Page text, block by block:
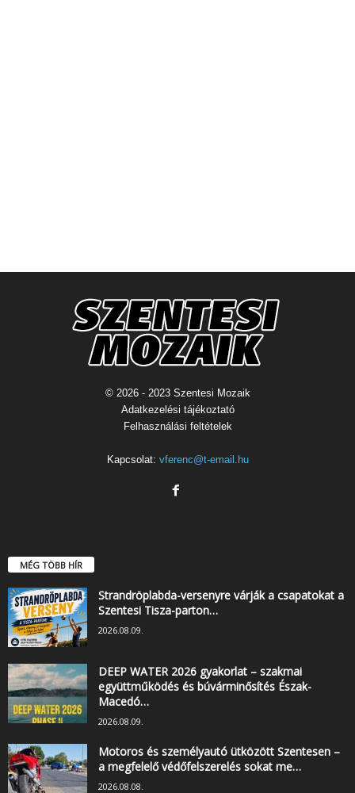
© 2026 - 2023 Szentesi Mozaik
Adatkezelési tájékoztató
Felhasználási feltételek
Kapcsolat: vferenc@t-email.hu
MÉG TÖBB HÍR
Strandröplabda-versenyre várják a csapatokat a
Szentesi Tisza-parton…
2026.08.09.
DEEP WATER 2026 gyakorlat – szakmai
együttműködés és búvárminősítés Észak-
Macedó…
2026.08.09.
Motoros és személyautó ütközött Szentesen –
a megfelelő védőfelszerelés sokat me…
2026.08.08.